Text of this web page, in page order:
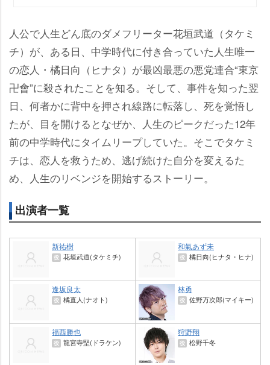
人公で人生どん底のダメフリーター花垣武道（タケミ
チ）が、ある日、中学時代に付き合っていた人生唯一
の恋人・橘日向（ヒナタ）が最凶最悪の悪党連合“東京
卍會”に殺されたことを知る。そして、事件を知った翌
日、何者かに背中を押され線路に転落し、死を覚悟し
たが、目を開けるとなぜか、人生のピークだった12年
前の中学時代にタイムリープしていた。そこでタケミ
チは、恋人を救うため、逃げ続けた自分を変えるた
め、人生のリベンジを開始するストーリー。
出演者一覧
新祐樹
役 花垣武道(タケミチ)
和氣あず未
役 橘日向(ヒナタ・ヒナ)
逢坂良太
役 橘直人(ナオト)
林勇
役 佐野万次郎(マイキー)
福西勝也
役 龍宮寺堅(ドラケン)
狩野翔
役 松野千冬